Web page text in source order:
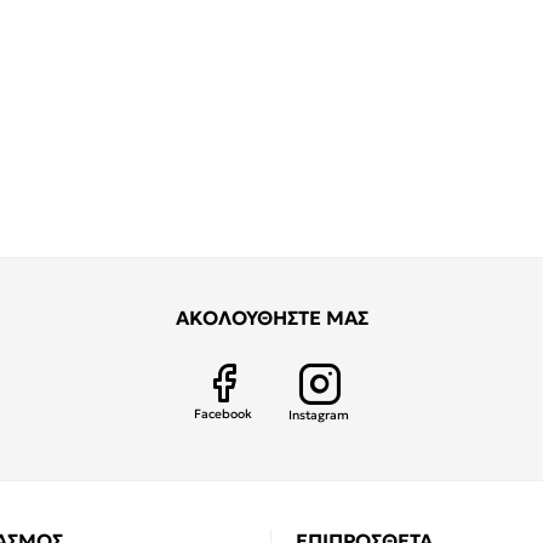
ΑΚΟΛΟΥΘΗΣΤΕ ΜΑΣ
Facebook Instagram